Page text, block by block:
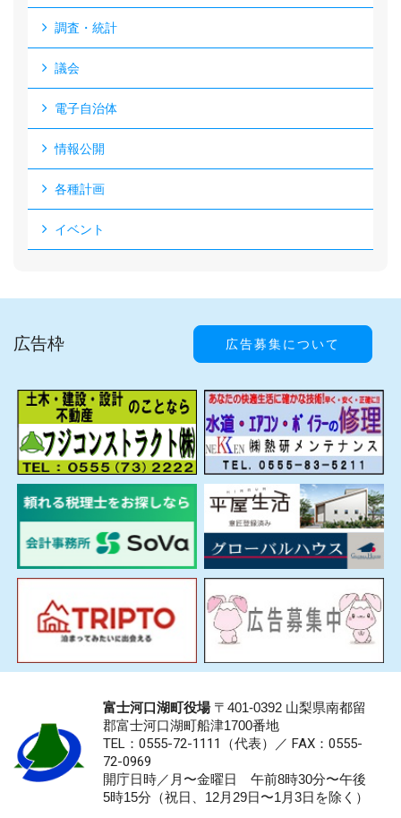
調査・統計
議会
電子自治体
情報公開
各種計画
イベント
広告枠 広告募集について
富士河口湖町役場〒401-0392 山梨県南都留
郡富士河口湖町船津1700番地
TEL：0555-72-1111 （代表）／ FAX：0555-
72-0969
開庁日時／月〜金曜日 午前8時30分〜午後
5時15分（祝日、12月29日〜1月3日を除く）